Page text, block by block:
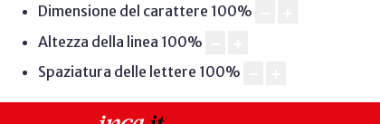
Dimensione del carattere 100%
Altezza della linea 100%
Spaziatura delle lettere 100%